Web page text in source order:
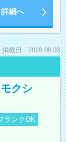
詳細へ
掲載日：2026.08.03
クシ
ランクOK